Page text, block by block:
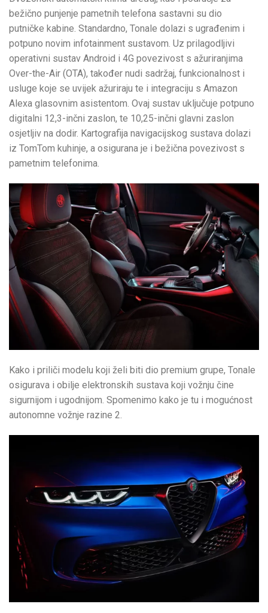
bežično punjenje pametnih telefona sastavni su dio
putničke kabine. Standardno, Tonale dolazi s ugrađenim i
potpuno novim infotainment sustavom. Uz prilagodljivi
operativni sustav Android i 4G povezivost s ažuriranjima
Over-the-Air (OTA), također nudi sadržaj, funkcionalnost i
usluge koje se uvijek ažuriraju te i integraciju s Amazon
Alexa glasovnim asistentom. Ovaj sustav uključuje potpuno
digitalni 12,3-inčni zaslon, te 10,25-inčni glavni zaslon
osjetljiv na dodir. Kartografija navigacijskog sustava dolazi
iz TomTom kuhinje, a osigurana je i bežična povezivost s
pametnim telefonima.
Kako i priliči modelu koji želi biti dio premium grupe, Tonale
osigurava i obilje elektronskih sustava koji vožnju čine
sigurnijom i ugodnijom. Spomenimo kako je tu i mogućnost
autonomne vožnje razine 2.